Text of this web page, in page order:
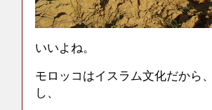
いいよね。
モロッコはイスラム文化だから
し、